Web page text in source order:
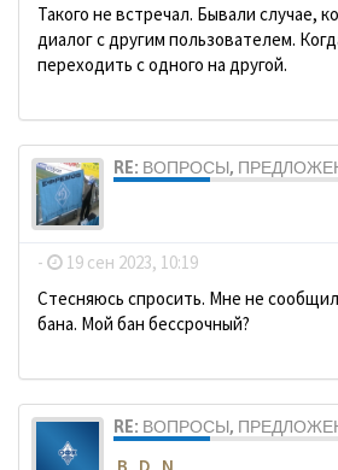
Такого не встречал. Бывали случае,
диалог с другим пользователем.
переходить с одного на другой.
RE: ВОПРОСЫ,
- 19 сен 2023, 10:19
Стесняюсь спросить. Мне не
бана. Мой бан бессрочный?
RE: ВОПРОСЫ,